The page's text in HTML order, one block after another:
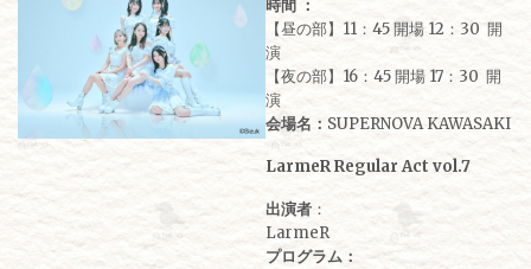
時間 ：
【昼の部】11：45 開場 12：30 開
演
【夜の部】16：45 開場 17：30 開
演
会場名： SUPERNOVA KAWASAKI
LarmeR Regular Act vol.7
出演者 ：
LarmeR
プログラム：